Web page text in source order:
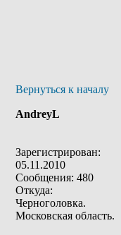
Вернуться к началу
AndreyL
Зарегистрирован:
05.11.2010
Сообщения: 480
Откуда:
Черноголовка.
Московская область.